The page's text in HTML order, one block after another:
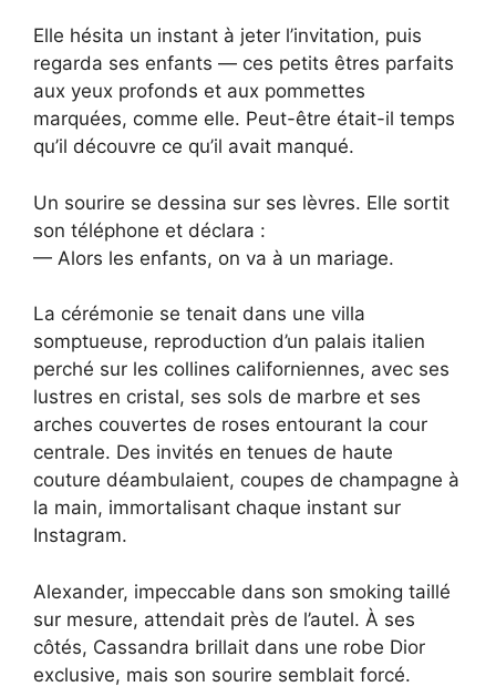
Elle hésita un instant à jeter l’invitation, puis
regarda ses enfants — ces petits êtres parfaits
aux yeux profonds et aux pommettes
marquées, comme elle. Peut-être était-il temps
qu’il découvre ce qu’il avait manqué.
Un sourire se dessina sur ses lèvres. Elle sortit
son téléphone et déclara :
— Alors les enfants, on va à un mariage.
La cérémonie se tenait dans une villa
somptueuse, reproduction d’un palais italien
perché sur les collines californiennes, avec ses
lustres en cristal, ses sols de marbre et ses
arches couvertes de roses entourant la cour
centrale. Des invités en tenues de haute
couture déambulaient, coupes de champagne à
la main, immortalisant chaque instant sur
Instagram.
Alexander, impeccable dans son smoking taillé
sur mesure, attendait près de l’autel. À ses
côtés, Cassandra brillait dans une robe Dior
exclusive, mais son sourire semblait forcé.